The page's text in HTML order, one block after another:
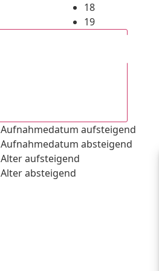
18
19
Aufnahmedatum aufsteigend
Aufnahmedatum absteigend
Alter aufsteigend
Alter absteigend